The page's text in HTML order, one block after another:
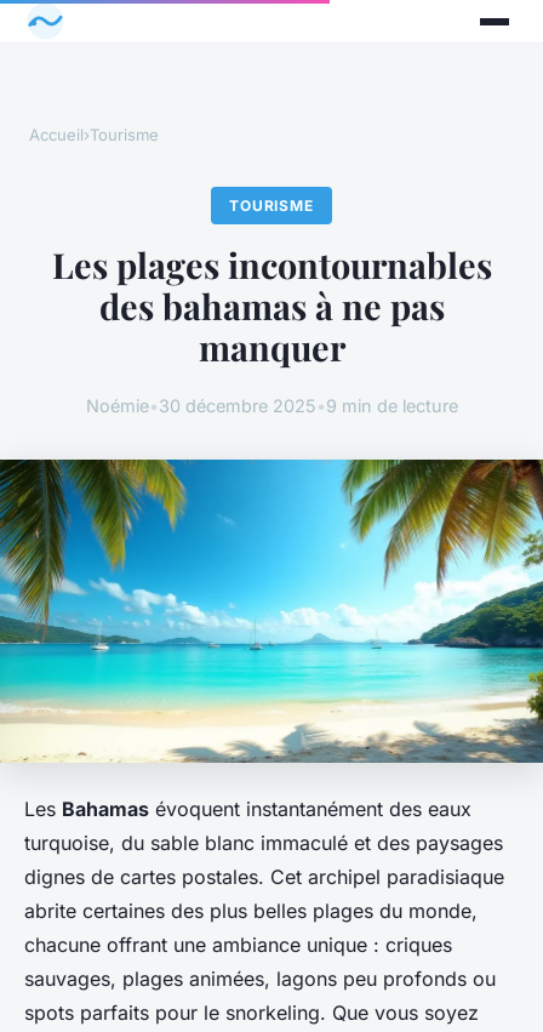
Accueil›Tourisme
TOURISME
Les plages incontournables
des bahamas à ne pas
manquer
Noémie•30 décembre 2025•9 min de lecture
Les Bahamas évoquent instantanément des eaux
turquoise, du sable blanc immaculé et des paysages
dignes de cartes postales. Cet archipel paradisiaque
abrite certaines des plus belles plages du monde,
chacune offrant une ambiance unique : criques
sauvages, plages animées, lagons peu profonds ou
spots parfaits pour le snorkeling. Que vous soyez